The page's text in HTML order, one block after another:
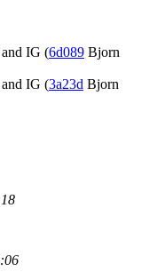
and IG (6d089 Bjorn
and IG (3a23d Bjorn